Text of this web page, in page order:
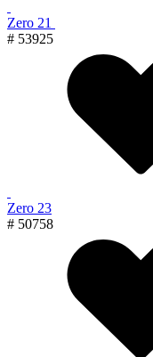
Zero 21
# 53925
Zero 23
# 50758